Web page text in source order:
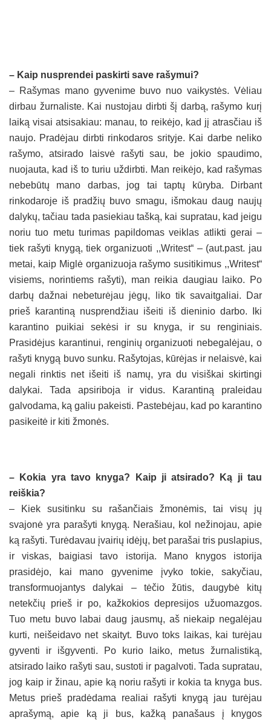
– Kaip nusprendei paskirti save rašymui?
– Rašymas mano gyvenime buvo nuo vaikystės. Vėliau
dirbau žurnaliste. Kai nustojau dirbti šį darbą, rašymo kurį
laiką visai atsisakiau: manau, to reikėjo, kad jį atrasčiau iš
naujo. Pradėjau dirbti rinkodaros srityje. Kai darbe neliko
rašymo, atsirado laisvė rašyti sau, be jokio spaudimo,
nuojauta, kad iš to turiu uždirbti. Man reikėjo, kad rašymas
nebebūtų mano darbas, jog tai taptų kūryba. Dirbant
rinkodaroje iš pradžių buvo smagu, išmokau daug naujų
dalykų, tačiau tada pasiekiau tašką, kai supratau, kad jeigu
noriu tuo metu turimas papildomas veiklas atlikti gerai –
tiek rašyti knygą, tiek organizuoti ,,Writest“ – (aut.past. jau
metai, kaip Miglė organizuoja rašymo susitikimus ,,Writest“
visiems, norintiems rašyti), man reikia daugiau laiko. Po
darbų dažnai nebeturėjau jėgų, liko tik savaitgaliai. Dar
prieš karantiną nusprendžiau išeiti iš dieninio darbo. Iki
karantino puikiai sekėsi ir su knyga, ir su renginiais.
Prasidėjus karantinui, renginių organizuoti nebegalėjau, o
rašyti knygą buvo sunku. Rašytojas, kūrėjas ir nelaisvė, kai
negali rinktis net išeiti iš namų, yra du visiškai skirtingi
dalykai. Tada apsiriboja ir vidus. Karantiną praleidau
galvodama, ką galiu pakeisti. Pastebėjau, kad po karantino
pasikeitė ir kiti žmonės.
– Kokia yra tavo knyga? Kaip ji atsirado? Ką ji tau
reiškia?
– Kiek susitinku su rašančiais žmonėmis, tai visų jų
svajonė yra parašyti knygą. Nerašiau, kol nežinojau, apie
ką rašyti. Turėdavau įvairių idėjų, bet parašai tris puslapius,
ir viskas, baigiasi tavo istorija. Mano knygos istorija
prasidėjo, kai mano gyvenime įvyko tokie, sakyčiau,
transformuojantys dalykai – tėčio žūtis, daugybė kitų
netekčių prieš ir po, kažkokios depresijos užuomazgos.
Tuo metu buvo labai daug jausmų, aš niekaip negalėjau
kurti, neišeidavo net skaityt. Buvo toks laikas, kai turėjau
gyventi ir išgyventi. Po kurio laiko, metus žurnalistiką,
atsirado laiko rašyti sau, sustoti ir pagalvoti. Tada supratau,
jog kaip ir žinau, apie ką noriu rašyti ir kokia ta knyga bus.
Metus prieš pradėdama realiai rašyti knygą jau turėjau
aprašymą, apie ką ji bus, kažką panašaus į knygos